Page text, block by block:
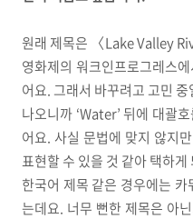
원래 제목은 〈Lake Valley
영화제의 워크인프로그레스
어요. 그래서 바꾸려고 고민
나오니까 ‘Water’ 뒤에 대괄
어요. 사실 문법에 맞지 않지
표현할 수 있을 것 같아 택하게
한국어 제목 같은 경우에는
는데요. 너무 뻔한 제목은 아